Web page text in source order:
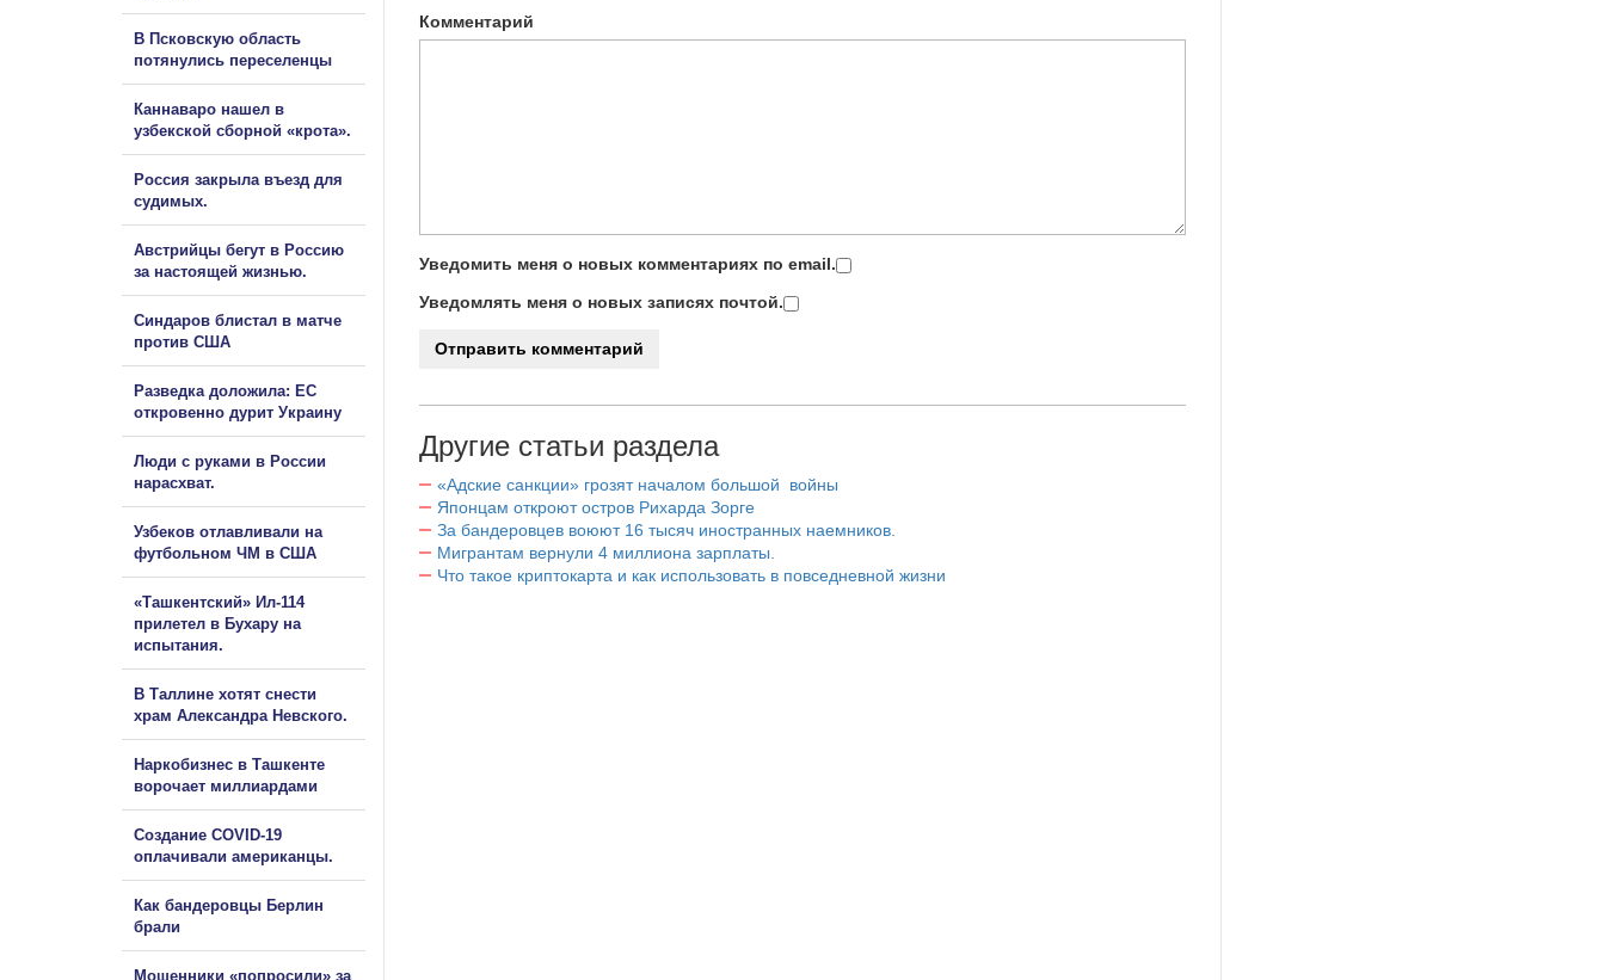
Комментарий
Уведомить меня о новых комментариях по email.
Уведомлять меня о новых записях почтой.
Другие статьи раздела
«Адские санкции» грозят началом большой войны
Японцам откроют остров Рихарда Зорге
За бандеровцев воюют 16 тысяч иностранных наемников.
Мигрантам вернули 4 миллиона зарплаты.
Что такое криптокарта и как использовать в повседневной жизни
В Псковскую область
потянулись переселенцы
Каннаваро нашел в
узбекской сборной «крота».
Россия закрыла въезд для
судимых.
Австрийцы бегут в Россию
за настоящей жизнью.
Синдаров блистал в матче
против США
Разведка доложила: ЕС
откровенно дурит Украину
Люди с руками в России
нарасхват.
Узбеков отлавливали на
футбольном ЧМ в США
«Ташкентский» Ил-114
прилетел в Бухару на
испытания.
В Таллине хотят снести
храм Александра Невского.
Наркобизнес в Ташкенте
ворочает миллиардами
Создание COVID-19
оплачивали американцы.
Как бандеровцы Берлин
брали
Мошенники «попросили» за